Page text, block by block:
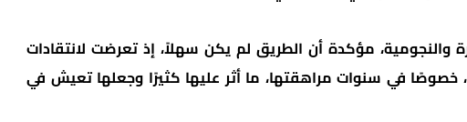
مؤكدة أن الطريق لم يكن سهلاً، إذ تعرضت لانتقادات
في سنوات مراهقتها، ما أثر عليها كثيرًا وجعلها تعيش في